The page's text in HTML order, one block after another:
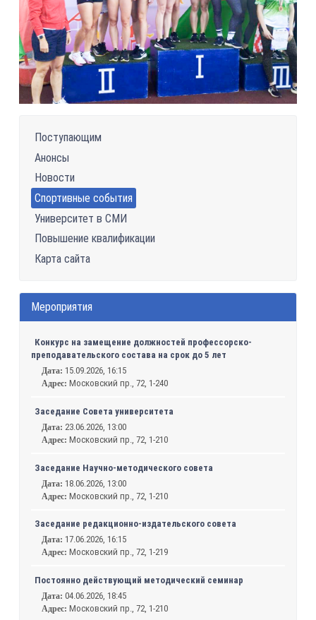
Поступающим
Анонсы
Новости
Спортивные события
Университет в СМИ
Повышение квалификации
Карта сайта
Мероприятия
Конкурс на замещение должностей профессорско-
преподавательского состава на срок до 5 лет
Дата: 15.09.2026, 16:15
Адрес: Московский пр., 72, 1-240
Заседание Совета университета
Дата: 23.06.2026, 13:00
Адрес: Московский пр., 72, 1-210
Заседание Научно-методического совета
Дата: 18.06.2026, 13:00
Адрес: Московский пр., 72, 1-210
Заседание редакционно-издательского совета
Дата: 17.06.2026, 16:15
Адрес: Московский пр., 72, 1-219
Постоянно действующий методический семинар
Дата:04.06.2026, 18:45
Адрес: Московский пр., 72, 1-210